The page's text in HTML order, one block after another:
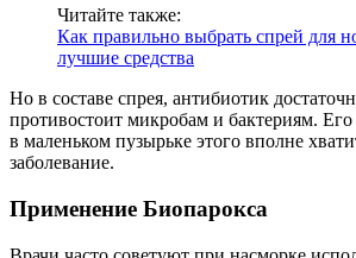
Читайте также:
Как правильно выбрать спрей для
лучшие средства
Но в составе спрея, антибиотик
противостоит микробам и бактериям.
в маленьком пузырьке этого вполне
заболевание.
Применение Биопарокса